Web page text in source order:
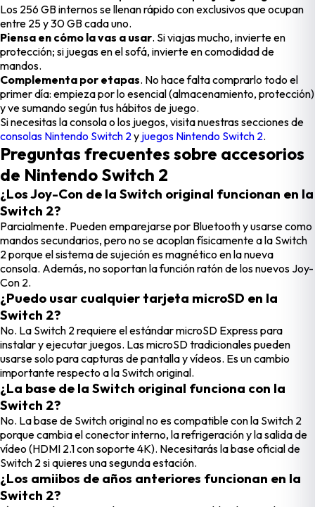
Los 256 GB internos se llenan rápido con exclusivos que ocupan
entre 25 y 30 GB cada uno.
Piensa en cómo la vas a usar. Si viajas mucho, invierte en
protección; si juegas en el sofá, invierte en comodidad de
mandos.
Complementa por etapas. No hace falta comprarlo todo el
primer día: empieza por lo esencial (almacenamiento, protección)
y ve sumando según tus hábitos de juego.
Si necesitas la consola o los juegos, visita nuestras secciones de
consolas Nintendo Switch 2 y juegos Nintendo Switch 2.
Preguntas frecuentes sobre accesorios
de Nintendo Switch 2
¿Los Joy-Con de la Switch original funcionan en la
Switch 2?
Parcialmente. Pueden emparejarse por Bluetooth y usarse como
mandos secundarios, pero no se acoplan físicamente a la Switch
2 porque el sistema de sujeción es magnético en la nueva
consola. Además, no soportan la función ratón de los nuevos Joy-
Con 2.
¿Puedo usar cualquier tarjeta microSD en la
Switch 2?
No. La Switch 2 requiere el estándar microSD Express para
instalar y ejecutar juegos. Las microSD tradicionales pueden
usarse solo para capturas de pantalla y vídeos. Es un cambio
importante respecto a la Switch original.
¿La base de la Switch original funciona con la
Switch 2?
No. La base de Switch original no es compatible con la Switch 2
porque cambia el conector interno, la refrigeración y la salida de
vídeo (HDMI 2.1 con soporte 4K). Necesitarás la base oficial de
Switch 2 si quieres una segunda estación.
¿Los amiibos de años anteriores funcionan en la
Switch 2?